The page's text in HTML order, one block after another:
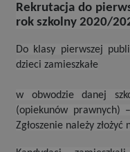
Rekrutacja do
rok szkolny 2020/
Do klasy pierwszej
dzieci zamieszkałe
w obwodzie danej
(opiekunów prawnych)
Zgłoszenie należy złożyć